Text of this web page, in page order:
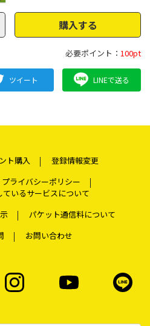
購入する
必要ポイント： 100pt
ツイート LINEで送る
ト購入
登録情報変更
プライバシーポリシー
いるサービスについて
パケット通信料について
お問い合わせ